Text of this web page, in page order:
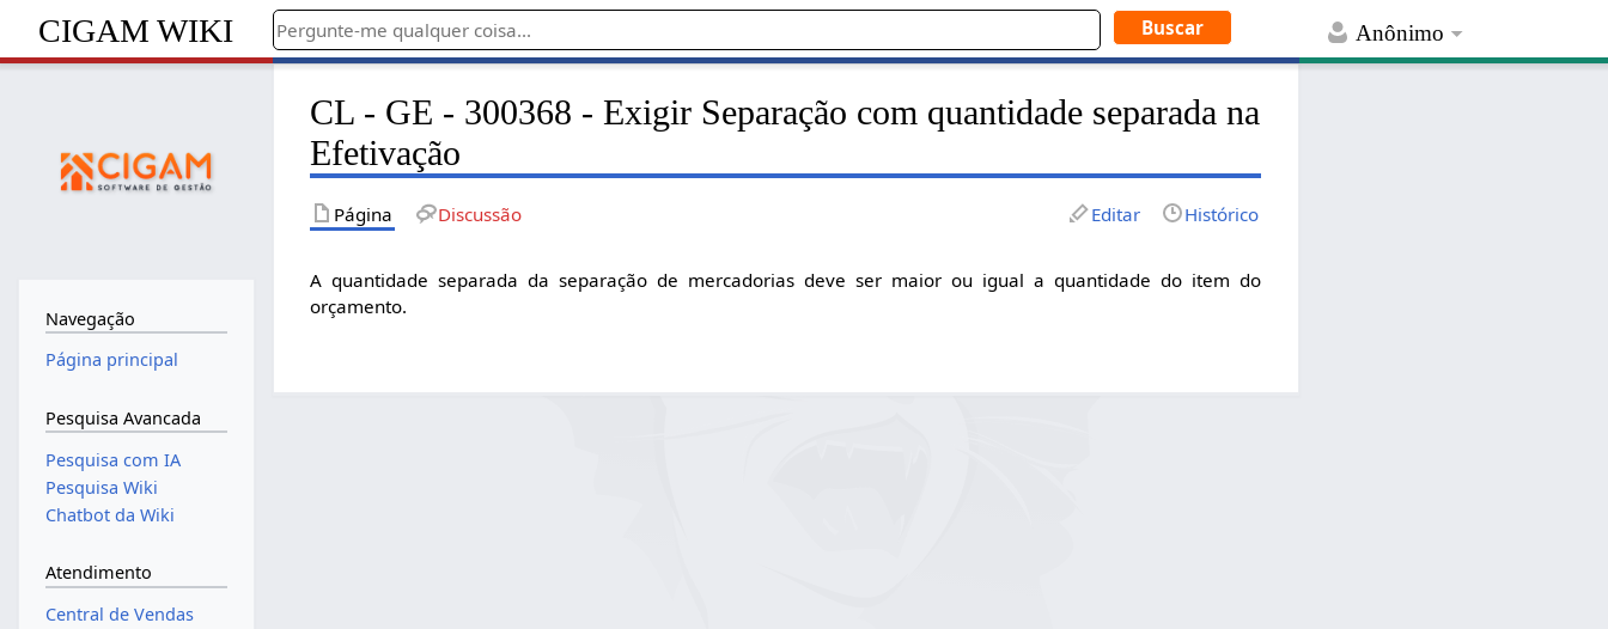
Anônimo
CIGAM WIKI
CL - GE - 300368 - Exigir Separação com quantidade separada na
Efetivação
Página Discussão Editar Histórico
A quantidade separada da separação de mercadorias deve ser maior ou igual a quantidade do item do
orçamento.
Navegação
Página principal
Pesquisa Avancada
Pesquisa com IA
Pesquisa Wiki
Chatbot da Wiki
Atendimento
Central de Vendas